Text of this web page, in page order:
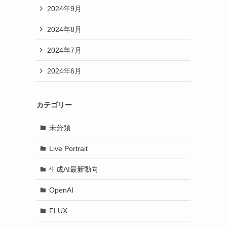
2024年9月
2024年8月
2024年7月
2024年6月
カテゴリー
未分類
Live Portrait
生成AI最新動向
OpenAI
FLUX